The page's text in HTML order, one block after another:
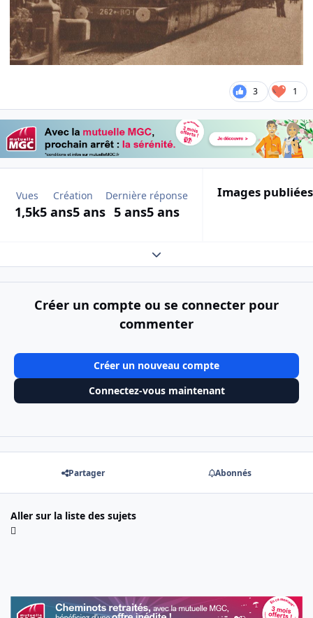
3 1
Vues
1,5k
Création
5 ans5 ans
Dernière réponse
5 ans5 ans
Images publiées
Expand topic overview
Créer un compte ou se connecter pour
commenter
Créer un nouveau compte
Connectez-vous maintenant
Partager Abonnés
Aller sur la liste des sujets